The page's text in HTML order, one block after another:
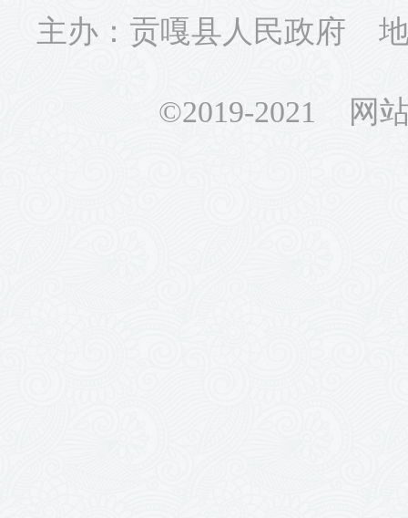
主办：贡嘎县人民政府
©2019-2021 网